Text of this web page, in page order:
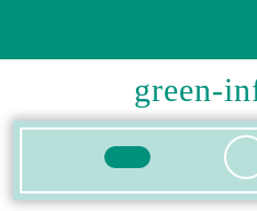
содержимому
green-
Кнопка